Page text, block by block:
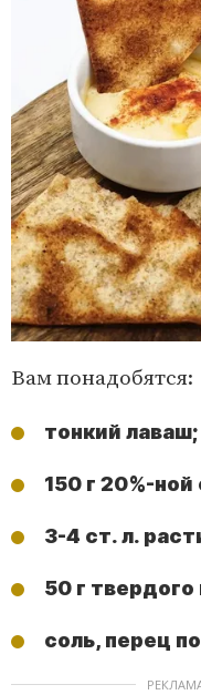
Вам понадобятся:
тонкий лаваш;
150 г 20%-
3-4 ст. л.
50 г
соль, перец